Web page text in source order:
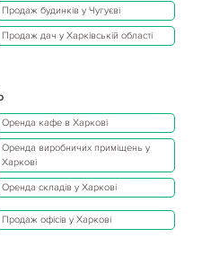
Продаж будинків у Чугуєві
Продаж дач у Харківській області
Оренда кафе в Харкові
Оренда виробничих приміщень у
Харкові
Оренда складів у Харкові
Продаж офісів у Харкові